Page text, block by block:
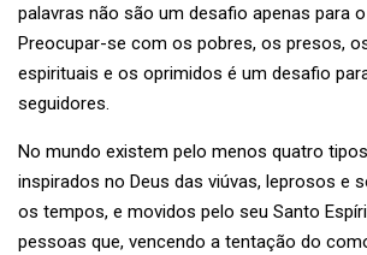
palavras não são um desafio apenas para o
Preocupar-se com os pobres, os presos,
espirituais e os oprimidos é um desafio
seguidores.
No mundo existem pelo menos quatro
inspirados no Deus das viúvas, leprosos e
os tempos, e movidos pelo seu Santo
pessoas que, vencendo a tentação do